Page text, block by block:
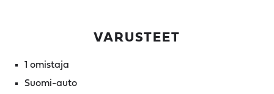
VARUSTEET
1 omistaja
Suomi-auto